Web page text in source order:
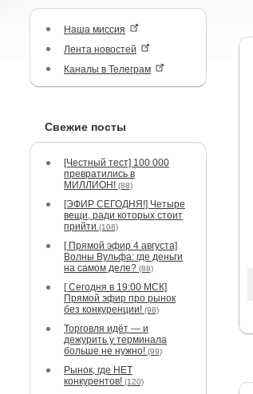
Наша миссия
Лента новостей
Каналы в Телеграм
Свежие посты
[Честный тест] 100 000
превратились в
МИЛЛИОН! (88)
[ЭФИР СЕГОДНЯ!] Четыре
вещи, ради которых стоит
прийти (108)
[ Прямой эфир 4 августа]
Волны Вульфа: где деньги
на самом деле? (88)
[ Сегодня в 19:00 МСК]
Прямой эфир про рынок
без конкуренции! (98)
Торговля идёт — и
дежурить у терминала
больше не нужно! (99)
Рынок, где НЕТ
конкурентов! (120)